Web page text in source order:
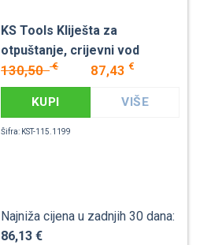
KS Tools Kliješta za
otpuštanje, crijevni vod
130,50€ 87,43 €
KUPI VIŠE
Šifra: KST-115.1199
Najniža cijena u zadnjih 30 dana:
86,13 €